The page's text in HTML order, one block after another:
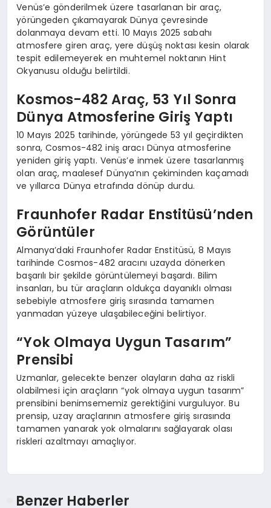
Venüs’e gönderilmek üzere tasarlanan bir araç,
yörüngeden çıkamayarak Dünya çevresinde
dolanmaya devam etti. 10 Mayıs 2025 sabahı
atmosfere giren araç, yere düşüş noktası kesin olarak
tespit edilemeyerek en muhtemel noktanın Hint
Okyanusu olduğu belirtildi.
Kosmos-482 Araç, 53 Yıl Sonra
Dünya Atmosferine Giriş Yaptı
10 Mayıs 2025 tarihinde, yörüngede 53 yıl geçirdikten
sonra, Cosmos-482 iniş aracı Dünya atmosferine
yeniden giriş yaptı. Venüs’e inmek üzere tasarlanmış
olan araç, maalesef Dünya’nın çekiminden kaçamadı
ve yıllarca Dünya etrafında dönüp durdu.
Fraunhofer Radar Enstitüsü’nden
Görüntüler
Almanya’daki Fraunhofer Radar Enstitüsü, 8 Mayıs
tarihinde Cosmos-482 aracını uzayda dönerken
başarılı bir şekilde görüntülemeyi başardı. Bilim
insanları, bu tür araçların oldukça dayanıklı olması
sebebiyle atmosfere giriş sırasında tamamen
yanmadan yüzeye ulaşabileceğini belirtiyor.
“Yok Olmaya Uygun Tasarım”
Prensibi
Uzmanlar, gelecekte benzer olayların daha az riskli
olabilmesi için araçların “yok olmaya uygun tasarım”
prensibini benimsememiz gerektiğini vurguluyor. Bu
prensip, uzay araçlarının atmosfere giriş sırasında
tamamen yanarak yok olmalarını sağlayarak olası
riskleri azaltmayı amaçlıyor.
Benzer Haberler